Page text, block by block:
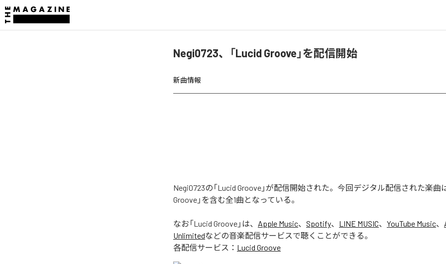
Negi0723、「Lucid Groove」を配信開始
新曲情報
Negi0723の「Lucid Groove」が配信開始された。今回デジタル配信された楽曲
Groove」を含む全1曲となっている。
なお「Lucid Groove 」は、 Apple Music、 Spotify、 LINE MUSIC、 YouTube Music、
Unlimitedなどの音楽配信サービスで聴くことができる。
各配信サービス： Lucid Groove